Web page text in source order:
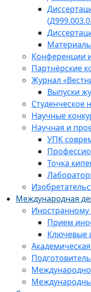
Конференции
Партнёрские
Журнал
Выпуски
Студенческое
Научные
Научная и
УПК
Точка
Международная
Прием
Ключевые